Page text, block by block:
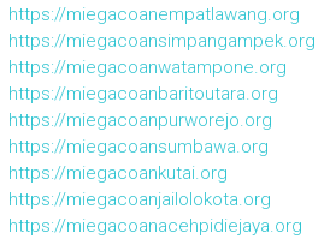
https://miegacoanempatlawang.org
https://miegacoansimpangampek.org
https://miegacoanwatampone.org
https://miegacoanbaritoutara.org
https://miegacoanpurworejo.org
https://miegacoansumbawa.org
https://miegacoankutai.org
https://miegacoanjailolokota.org
https://miegacoanacehpidiejaya.org